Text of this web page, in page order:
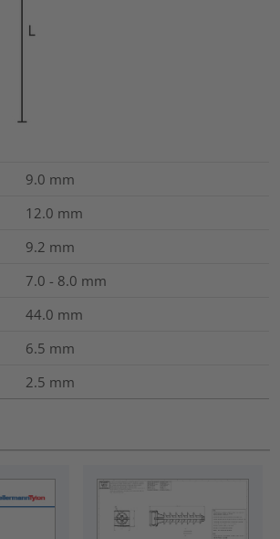
9.0 mm
12.0 mm
9.2 mm
7.0 - 8.0 mm
44.0 mm
6.5 mm
2.5 mm